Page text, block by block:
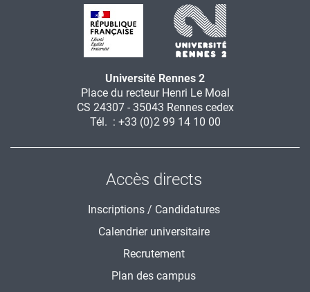
Université Rennes 2
Place du recteur Henri Le Moal
CS 24307 - 35043 Rennes cedex
Tél. : +33 (0)2 99 14 10 00
Accès directs
Inscriptions / Candidatures
Calendrier universitaire
Recrutement
Plan des campus